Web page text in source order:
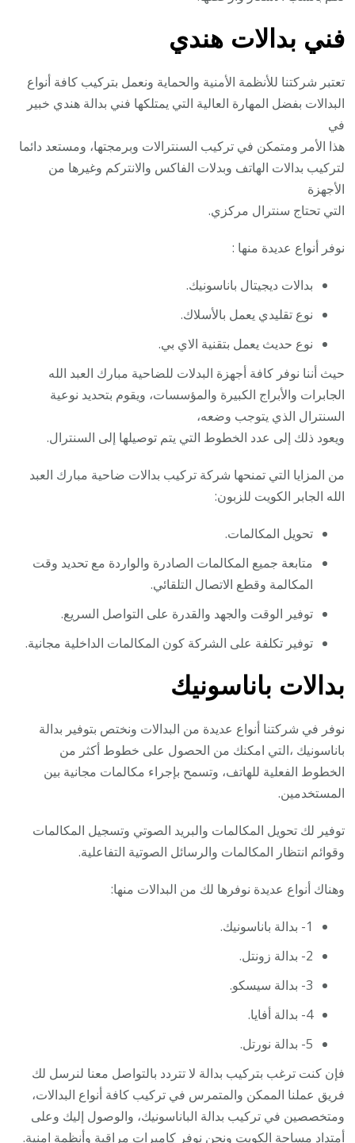
فني بدالات هندي
تعتبر شركتنا للأنظمة الأمنية والحماية ونعمل بتركيب كافة أنواع
البدالات بفضل المهارة العالية التي يمتلكها فني بدالة هندي خبير
في
هذا الأمر ومتمكن في تركيب السنترالات وبرمجتها، ومستعد دائما
لتركيب بدالات الهاتف وبدلات الفاكس والانتركم وغيرها من
الأجهزة
التي تحتاج سنترال مركزي.
نوفر أنواع عديدة منها :
بدالات ديجيتال باناسونيك.
نوع تقليدي يعمل بالأسلاك.
نوع حديث يعمل بتقنية الاي بي.
حيث أننا نوفر كافة أجهزة البدلات للضاحية مبارك العبد الله
الجابرات والأبراج الكبيرة والمؤسسات، ويقوم بتحديد نوعية
السنترال الذي يتوجب وضعه،
ويعود ذلك إلى عدد الخطوط التي يتم توصيلها إلى السنترال.
من المزايا التي تمنحها شركة تركيب بدالات ضاحية مبارك العبد
الله الجابر الكويت للزبون:
تحويل المكالمات.
متابعة جميع المكالمات الصادرة والواردة مع تحديد وقت
المكالمة وقطع الاتصال التلقائي.
توفير الوقت والجهد والقدرة على التواصل السريع.
توفير تكلفة على الشركة كون المكالمات الداخلية مجانية.
بدالات باناسونيك
نوفر في شركتنا أنواع عديدة من البدالات ونختص بتوفير بدالة
باناسونيك ،التي امكنك من الحصول على خطوط أكثر من
الخطوط الفعلية للهاتف، وتسمح بإجراء مكالمات مجانية بين
المستخدمين.
توفير لك تحويل المكالمات والبريد الصوتي وتسجيل المكالمات
وقوائم انتظار المكالمات والرسائل الصوتية التفاعلية.
وهناك أنواع عديدة نوفرها لك من البدالات منها:
1- بدالة باناسونيك.
2- بدالة زونتل.
3- بدالة سيسكو.
4- بدالة أفايا.
5- بدالة نورتل.
فإن كنت ترغب بتركيب بدالة لا تتردد بالتواصل معنا لنرسل لك
فريق عملنا الممكن والمتمرس في تركيب كافة أنواع البدالات،
ومتخصصين في تركيب بدالة الباناسونيك، والوصول إليك وعلى
أمتداد مساحة الكويت ونحن نوفركاميرات مراقبة وأنظمة امنية.